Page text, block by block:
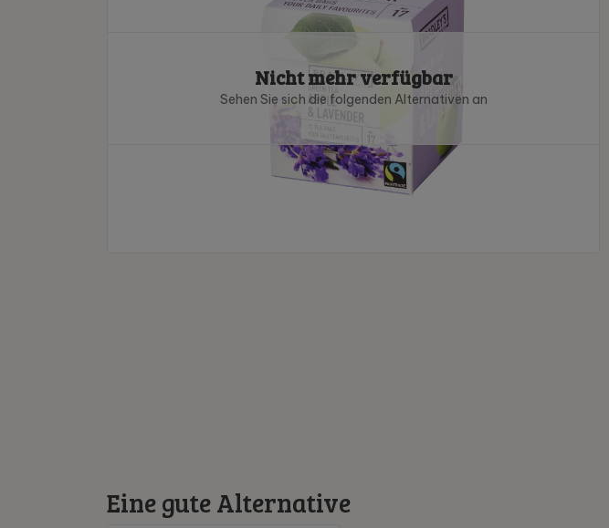
Nicht mehr verfügbar
Sehen Sie sich die folgenden Alternativen an
Eine gute Alternative